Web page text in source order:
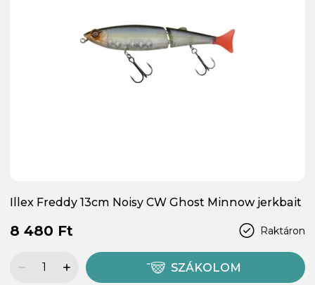
Illex Freddy 13cm Noisy CW Ghost Minnow jerkbait
Raktáron
8 480 Ft
SZÁKOLOM